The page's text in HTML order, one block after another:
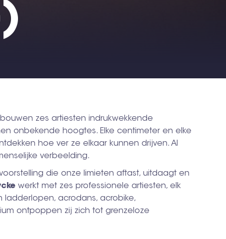
zes artiesten indrukwekkende
onbekende hoogtes. Elke centimeter en elke
hoe ver ze elkaar kunnen drijven. Al
verbeelding.
die onze limieten aftast, uitdaagt en
werkt met zes professionele artiesten, elk
acrodans, acrobike,
ontpoppen zij zich tot grenzeloze